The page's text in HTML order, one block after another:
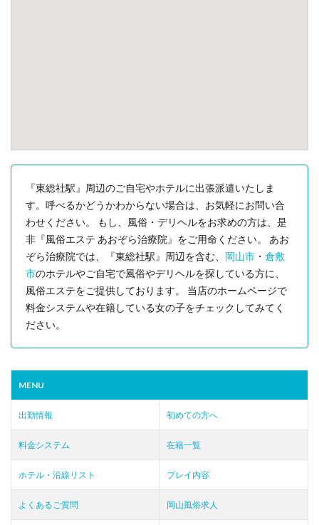
『東総社駅』周辺のご自宅やホテルに出張派遣いたしま
す。呼べるかどうかわからない場合は、お気軽にお問い合
わせください。 もし、風俗・デリヘルをお求めの方は、是
非『風俗エステ あおぞら治療院』をご用命ください。 あお
ぞら治療院では、『東総社駅』周辺を含む、 岡山市 ・ 倉敷
市のホテルやご自宅で風俗やデリヘルを探している方に、
風俗エステをご提供しております。 当店のホームページで
料金システムや在籍している女の子をチェックしてみてく
ださい。
MENU
出勤情報 初めての方へ
料金システム 在籍一覧
ホテル・沿線リスト プレイ内容
よくあるご質問 岡山風俗求人